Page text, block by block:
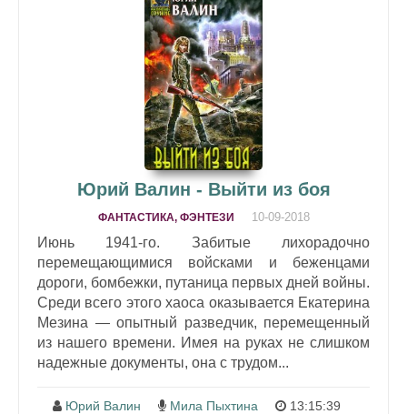
Юрий Валин - Выйти из боя
ФАНТАСТИКА, ФЭНТЕЗИ 10-09-2018
Июнь 1941-го. Забитые лихорадочно
перемещающимися войсками и беженцами
дороги, бомбежки, путаница первых дней войны.
Среди всего этого хаоса оказывается Екатерина
Мезина — опытный разведчик, перемещенный
из нашего времени. Имея на руках не слишком
надежные документы, она с трудом...
Юрий Валин Мила Пыхтина 13:15:39